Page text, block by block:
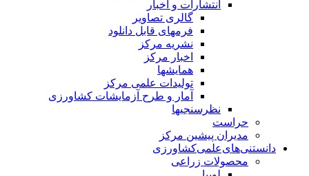
انتشارات و اخبار
گالری تصاویر
فرمهای قابل دانلود
نشریه مرکز
اخبار مرکز
همایشها
تولیدات علمی مرکز
آمار و طرح آزمایشات کشاورزی
نظرسنجیها
حراست
مدیران پیشین مرکز
دانستنی‌های‌علمی‌کشاورزی
محصولات زراعی